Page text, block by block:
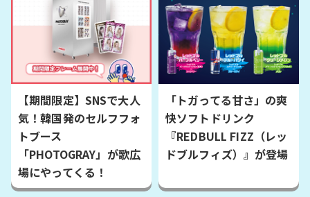
【期間限定】SNSで大人
気！韓国発のセルフフォ
トブース
「PHOTOGRAY」が歌広
場にやってくる！
「トガってる甘さ」の爽
快ソフトドリンク
『REDBULL FIZZ（レッ
ドブルフィズ）』が登場